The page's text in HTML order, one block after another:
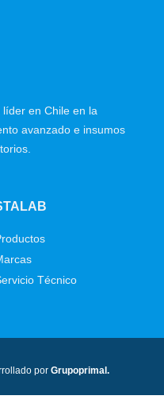
en Chile en la
avanzado e insumos
Técnico
por Grupoprimal.